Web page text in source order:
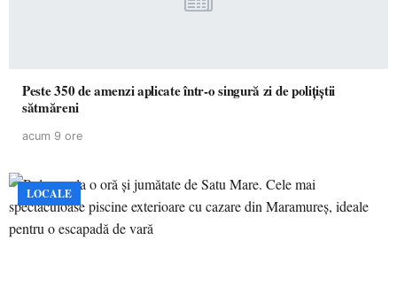
Peste 350 de amenzi aplicate într-o singură zi de polițiștii
sătmăreni
acum 9 ore
LOCALE